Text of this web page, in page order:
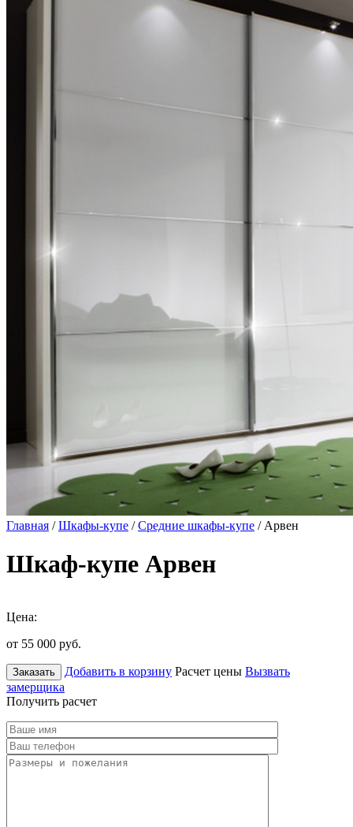
Главная /Шкафы-купе /Средние шкафы-купе / Арвен
Шкаф-купе Арвен
Цена:
от 55 000 руб.
Заказать Добавить в корзину Расчет цены Вызвать
замерщика
Получить расчет